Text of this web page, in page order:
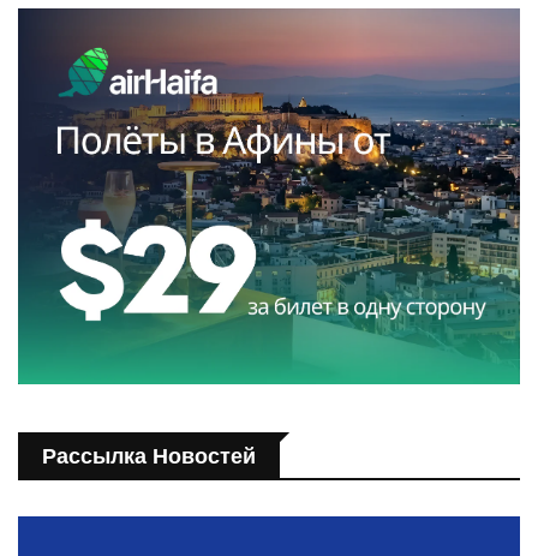
Рассылка Новостей